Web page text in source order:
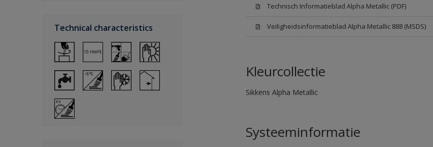
Technical characteristics
Technisch Informatieblad Alpha Metallic (PDF)
Veiligheidsinformatieblad Alpha Metallic 888 (MSDS)
Kleurcollectie
Sikkens Alpha Metallic
Systeeminformatie